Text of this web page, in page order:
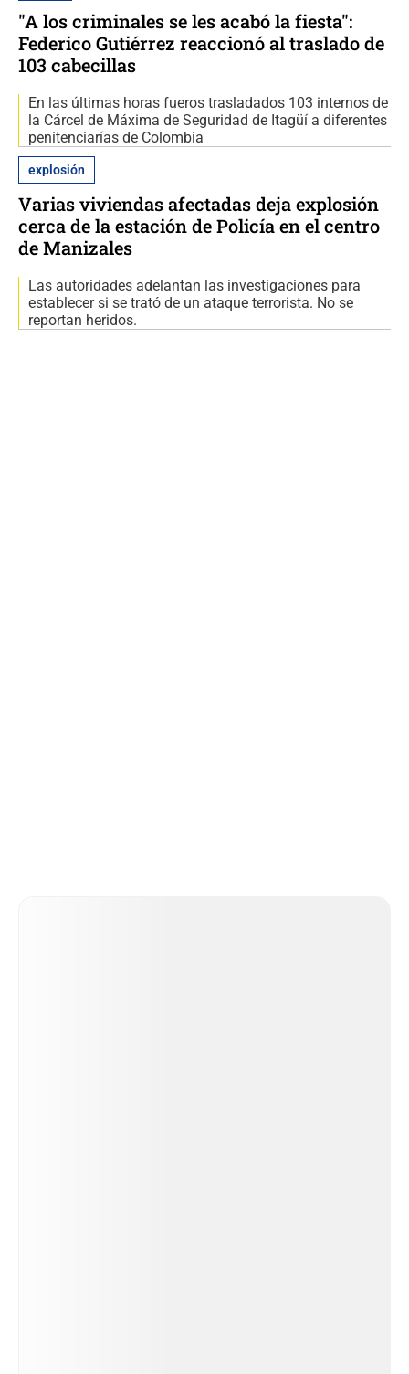
"A los criminales se les acabó la fiesta":
Federico Gutiérrez reaccionó al traslado de
103 cabecillas
En las últimas horas fueros trasladados 103 internos de
la Cárcel de Máxima de Seguridad de Itagüí a diferentes
penitenciarías de Colombia
explosión
Varias viviendas afectadas deja explosión
cerca de la estación de Policía en el centro
de Manizales
Las autoridades adelantan las investigaciones para
establecer si se trató de un ataque terrorista. No se
reportan heridos.